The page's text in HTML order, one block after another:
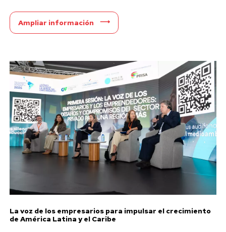
Ampliar información
La voz de los empresarios para impulsar el crecimiento
de América Latina y el Caribe